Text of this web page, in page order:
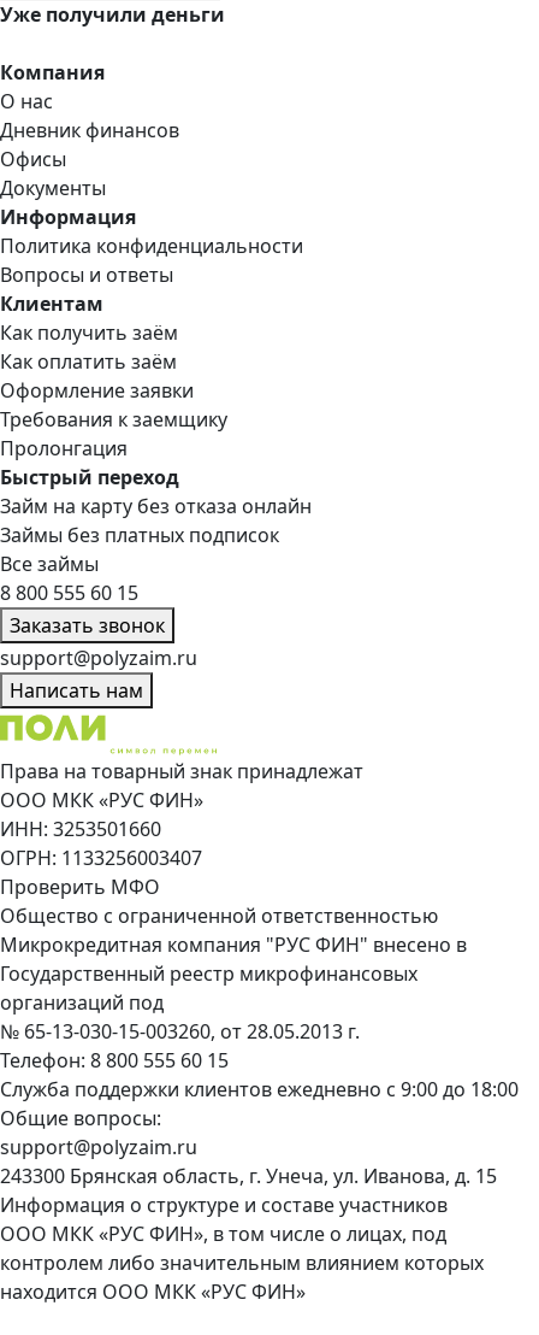
Уже получили деньги
Компания
О нас
Дневник финансов
Офисы
Документы
Информация
Политика конфиденциальности
Вопросы и ответы
Клиентам
Как получить заём
Как оплатить заём
Оформление заявки
Требования к заемщику
Пролонгация
Быстрый переход
Займ на карту без отказа онлайн
Займы без платных подписок
Все займы
8 800 555 60 15
Заказать звонок
support@polyzaim.ru
Написать нам
Права на товарный знак принадлежат
ООО МКК «РУС ФИН»
ИНН: 3253501660
ОГРН: 1133256003407
Проверить МФО
Общество с ограниченной ответственностью
Микрокредитная компания "РУС ФИН" внесено в
Государственный реестр микрофинансовых
организаций под
№ 65-13-030-15-003260, от 28.05.2013 г.
Телефон: 8 800 555 60 15
Служба поддержки клиентов ежедневно с 9:00 до 18:00
Общие вопросы:
support@polyzaim.ru
243300 Брянская область, г. Унеча, ул. Иванова, д. 15
Информация о структуре и составе участников
ООО МКК «РУС ФИН», в том числе о лицах, под
контролем либо значительным влиянием которых
находится ООО МКК «РУС ФИН»